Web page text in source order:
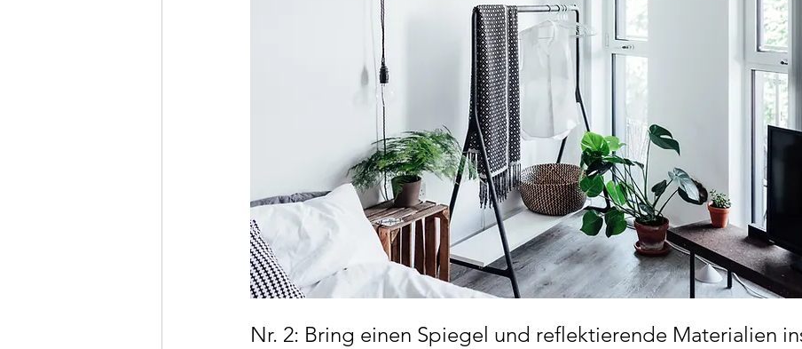
Nr. 2: Bring einen Spiegel und reflektierende Materialien